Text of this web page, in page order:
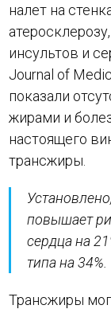
налет на
инсультов и
Journal of
показали
жирами и
настоящего
трансжиры.
повышает
сердца на
типа на 34%.
Трансжиры